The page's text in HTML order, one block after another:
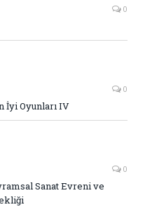
0
0
İyi Oyunları IV
0
Sanat Evreni ve